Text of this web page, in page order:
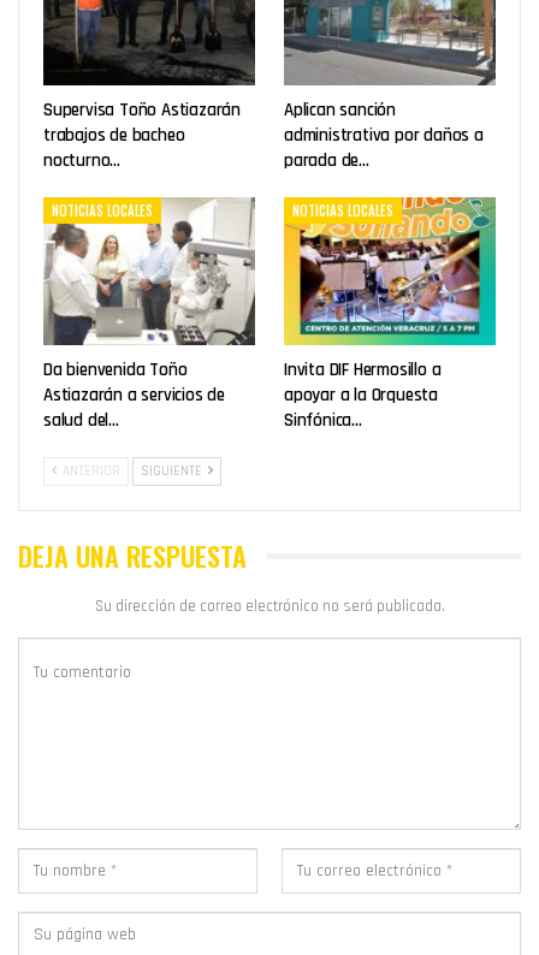
Supervisa Toño Astiazarán
trabajos de bacheo
nocturno…
Aplican sanción
administrativa por daños a
parada de…
NOTICIAS LOCALES
Da bienvenida Toño
Astiazarán a servicios de
salud del…
NOTICIAS LOCALES
Invita DIF Hermosillo a
apoyar a la Orquesta
Sinfónica…
ANTERIOR SIGUIENTE
DEJA UNA RESPUESTA
Su dirección de correo electrónico no será publicada.